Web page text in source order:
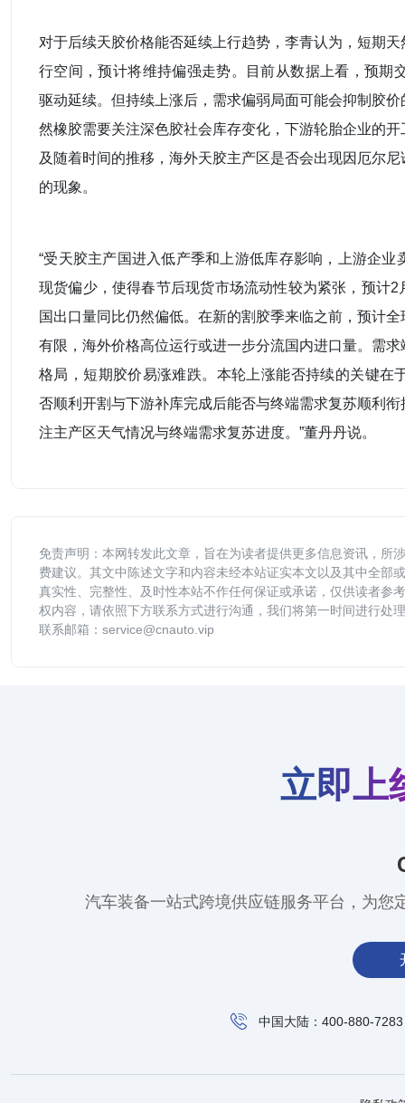
对于后续天胶价格能否延续上行趋势，李青认为，短期
行空间，预计将维持偏强走势。目前从数据上看，预期
驱动延续。但持续上涨后，需求偏弱局面可能会抑制胶
然橡胶需要关注深色胶社会库存变化，下游轮胎企业的
及随着时间的推移，海外天胶主产区是否会出现因厄尔
的现象。
“受天胶主产国进入低产季和上游低库存影响，上游企业
现货偏少，使得春节后现货市场流动性较为紧张，预计2
国出口量同比仍然偏低。在新的割胶季来临之前，预计
有限，海外价格高位运行或进一步分流国内进口量。需
格局，短期胶价易涨难跌。本轮上涨能否持续的关键在
否顺利开割与下游补库完成后能否与终端需求复苏顺利
注主产区天气情况与终端需求复苏进度。”董丹丹说。
免责声明：本网转发此文章，旨在为读者提供更多信息资讯，所
费建议。其文中陈述文字和内容未经本站证实本文以及其中全部
真实性、完整性、及时性本站不作任何保证或承诺，仅供读者参
权内容，请依照下方联系方式进行沟通，我们将第一时间进行处
联系邮箱：service@cnauto.vip
立即上
汽车装备一站式跨境供应链服务平台，为您
中国大陆：400-880-7283